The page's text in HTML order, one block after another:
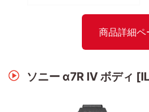
商品詳細ペ
ソニー α7R IV ボディ